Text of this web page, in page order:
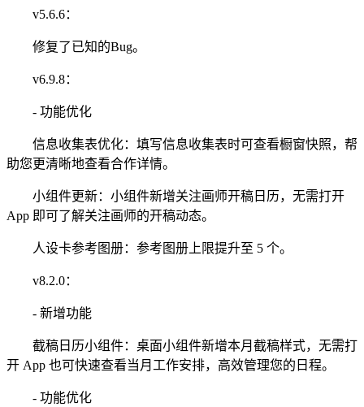
v5.6.6：
修复了已知的Bug。
v6.9.8：
- 功能优化
信息收集表优化：填写信息收集表时可查看橱窗快照，帮
助您更清晰地查看合作详情。
小组件更新：小组件新增关注画师开稿日历，无需打开
App 即可了解关注画师的开稿动态。
人设卡参考图册：参考图册上限提升至 5 个。
v8.2.0：
- 新增功能
截稿日历小组件：桌面小组件新增本月截稿样式，无需打
开 App 也可快速查看当月工作安排，高效管理您的日程。
- 功能优化